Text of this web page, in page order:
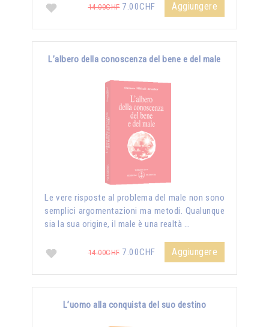
14.00CHF7.00CHF Aggiungere
L’albero della conoscenza del bene e del male
Le vere risposte al problema del male non sono
semplici argomentazioni ma metodi. Qualunque
sia la sua origine, il male è una realtà …
14.00CHF7.00CHF Aggiungere
L’uomo alla conquista del suo destino